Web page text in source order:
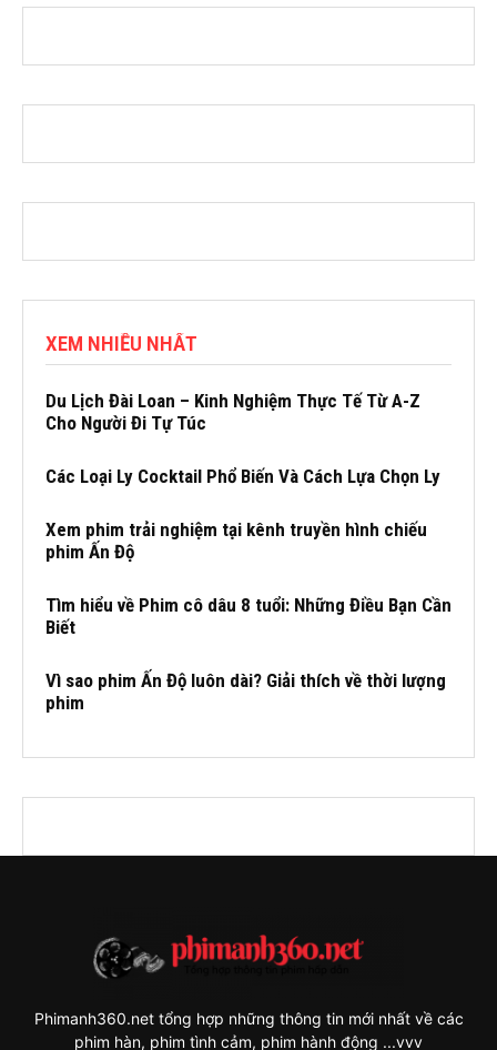
XEM NHIỀU NHẤT
Du Lịch Đài Loan – Kinh Nghiệm Thực Tế Từ A-Z
Cho Người Đi Tự Túc
Các Loại Ly Cocktail Phổ Biến Và Cách Lựa Chọn Ly
Xem phim trải nghiệm tại kênh truyền hình chiếu
phim Ấn Độ
Tìm hiểu về Phim cô dâu 8 tuổi: Những Điều Bạn Cần
Biết
Vì sao phim Ấn Độ luôn dài? Giải thích về thời lượng
phim
Phimanh360.net tổng hợp những thông tin mới nhất về các
phim hàn, phim tình cảm, phim hành động ...vvv